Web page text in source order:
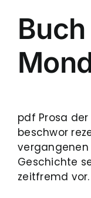
pdf Prosa
beschwor
Geschichte
zeitfremd vor.